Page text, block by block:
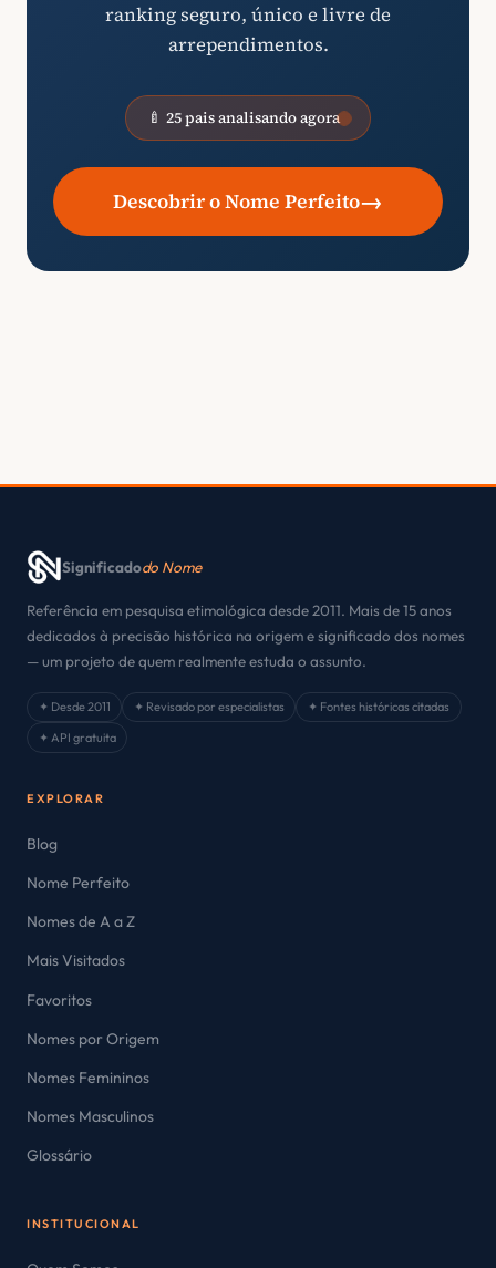
ranking seguro, único e livre de
arrependimentos.
🍼 25 pais analisando agora
Descobrir o Nome Perfeito→
Significadodo Nome
Referência em pesquisa etimológica desde 2011. Mais de 15 anos
dedicados à precisão histórica na origem e significado dos nomes
— um projeto de quem realmente estuda o assunto.
✦ Desde 2011 ✦ Revisado por especialistas
✦ Fontes históricas citadas
✦ API gratuita
EXPLORAR
Blog
Nome Perfeito
Nomes de A a Z
Mais Visitados
Favoritos
Nomes por Origem
Nomes Femininos
Nomes Masculinos
Glossário
INSTITUCIONAL